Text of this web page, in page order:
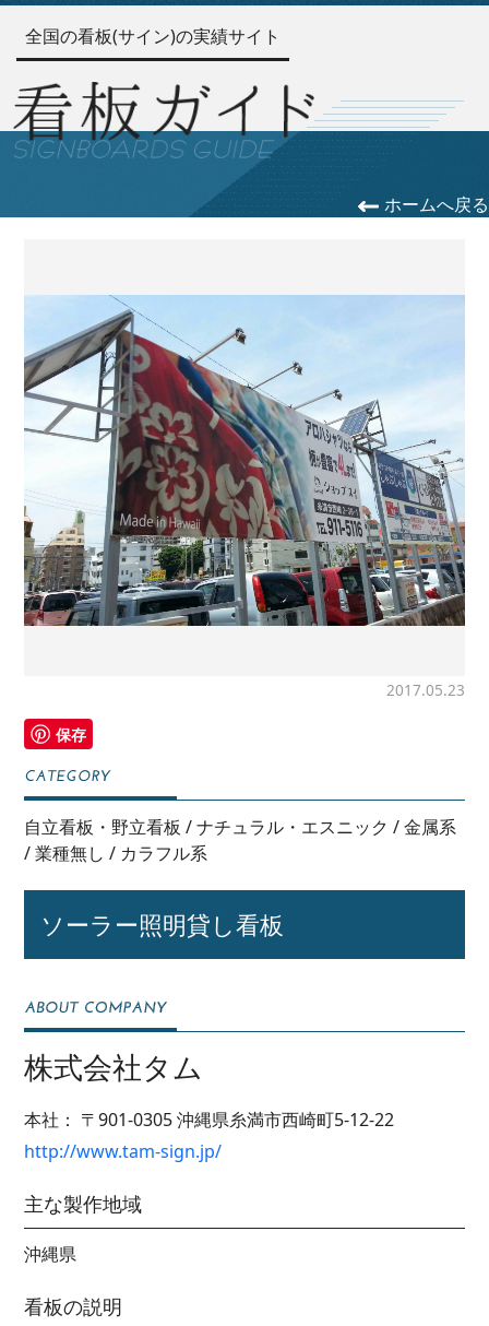
全国の看板(サイン)の実績サイト
ホームへ戻る
2017.05.23
保存
自立看板・野立看板 /ナチュラル・エスニック /金属系
/業種無し / カラフル系
ソーラー照明貸し看板
株式会社タム
本社： 〒901-0305沖縄県糸満市西崎町5-12-22
http://www.tam-sign.jp/
主な製作地域
沖縄県
看板の説明